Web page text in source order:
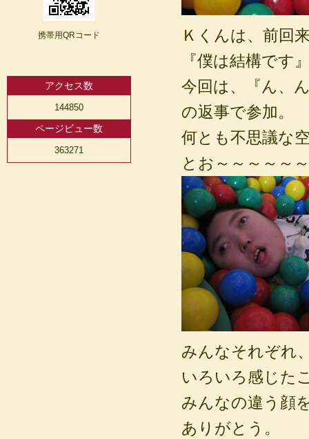
Ｋくんは、前回
『僕は結構です
今回は、『ん、
の返事で参加。
何とも不思議な
とお～～～～～
みんなそれぞれ
いろいろ感じた
みんなの違う顔
ありがとう。
携帯用QRコード
アクセス数
144850
ページビュー数
363271